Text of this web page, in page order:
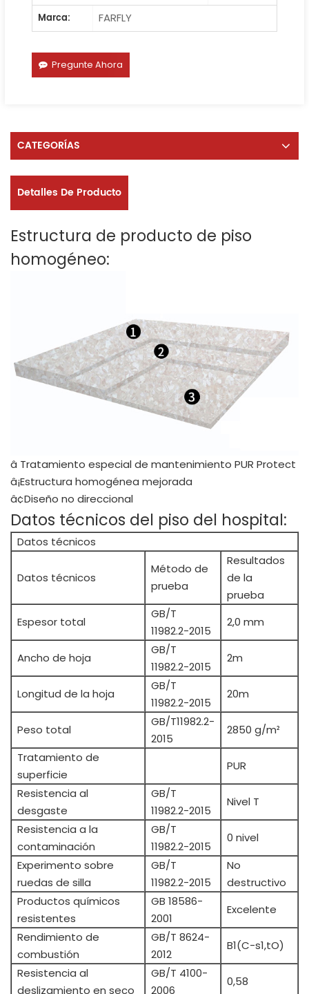
Marca:
FARFLY
Pregunte Ahora
CATEGORÍAS
Detalles De Producto
Estructura de producto de piso
homogéneo:
â Tratamiento especial de mantenimiento PUR Protect
â¡Estructura homogénea mejorada
â¢Diseño no direccional
Datos técnicos del piso del hospital:
Datos técnicos
Datos técnicos
Método de
prueba
Resultados
de la
prueba
Espesor total
GB/T
11982.2-2015
2,0 mm
Ancho de hoja
GB/T
11982.2-2015
2m
Longitud de la hoja
GB/T
11982.2-2015
20m
Peso total
GB/T11982.2-
2015
2850 g/m²
Tratamiento de
superficie
PUR
Resistencia al
desgaste
GB/T
11982.2-2015
Nivel T
Resistencia a la
contaminación
GB/T
11982.2-2015
0 nivel
Experimento sobre
ruedas de silla
GB/T
11982.2-2015
No
destructivo
Productos químicos
resistentes
GB 18586-
2001
Excelente
Rendimiento de
combustión
GB/T 8624-
2012
B1(C-s1,tO)
Resistencia al
deslizamiento en seco
GB/T 4100-
2006
0,58